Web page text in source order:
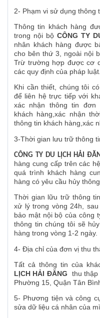
2- Phạm vi sử dụng thông
Thông tin khách hàng
trong nội bộ CÔNG TY
nhân khách hàng được
cho bên thứ 3, ngoài nội
Trừ trường hợp được cơ
các quy định của pháp luật.
Khi cần thiết, chúng tôi
để liên hệ trực tiếp với
xác nhận thông tin đơn
khách hàng,xác nhận
thông tin khách hàng,xác
3-Thời gian lưu trữ thông
CÔNG TY DU LỊCH HẢI
hàng cung cấp trên các
quá trình khách hàng
hàng có yêu cầu hủy
Thời gian lữu trữ thông
xử lý trong vòng 24h,
bảo mật nội bộ của công
thông tin chúng tôi sẽ
hàng trong vòng 1-2 ngày.
4- Địa chỉ của đơn vị thu
Tất cả thông tin của
LỊCH HẢI ĐĂNG thu thập
Phường 15, Quận Tân
5- Phương tiện và công
sửa dữ liệu cá nhân của